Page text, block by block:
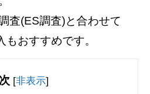
査(ES調査)と合わせて
もおすすめです。
[非表示]